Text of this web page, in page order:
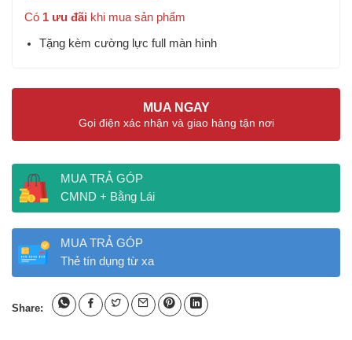
Có 1 ưu đãi khi mua sản phẩm
Tặng kèm cường lực full màn hình
MUA NGAY
Gọi điện xác nhận và giao hàng tận nơi
MUA TRẢ GÓP
CMND + Bằng Lái
MUA TRẢ GÓP
Thẻ tín dụng từ xa
Share: